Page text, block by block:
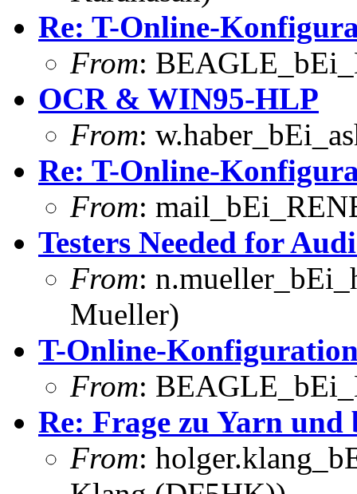
Re: T-Online-
From:
OCR & WIN95-HLP
From:
Re: T-Online-
From:
Testers Needed for
From:
Mueller)
T-Online-
From:
Re: Frage zu Yarn und
From: